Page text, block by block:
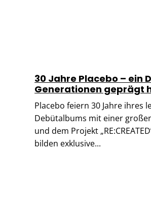
30 Jahre Placebo – ein
Generationen geprägt
Placebo feiern 30 Jahre ihres
Debütalbums mit einer
und dem Projekt
bilden exklusive...